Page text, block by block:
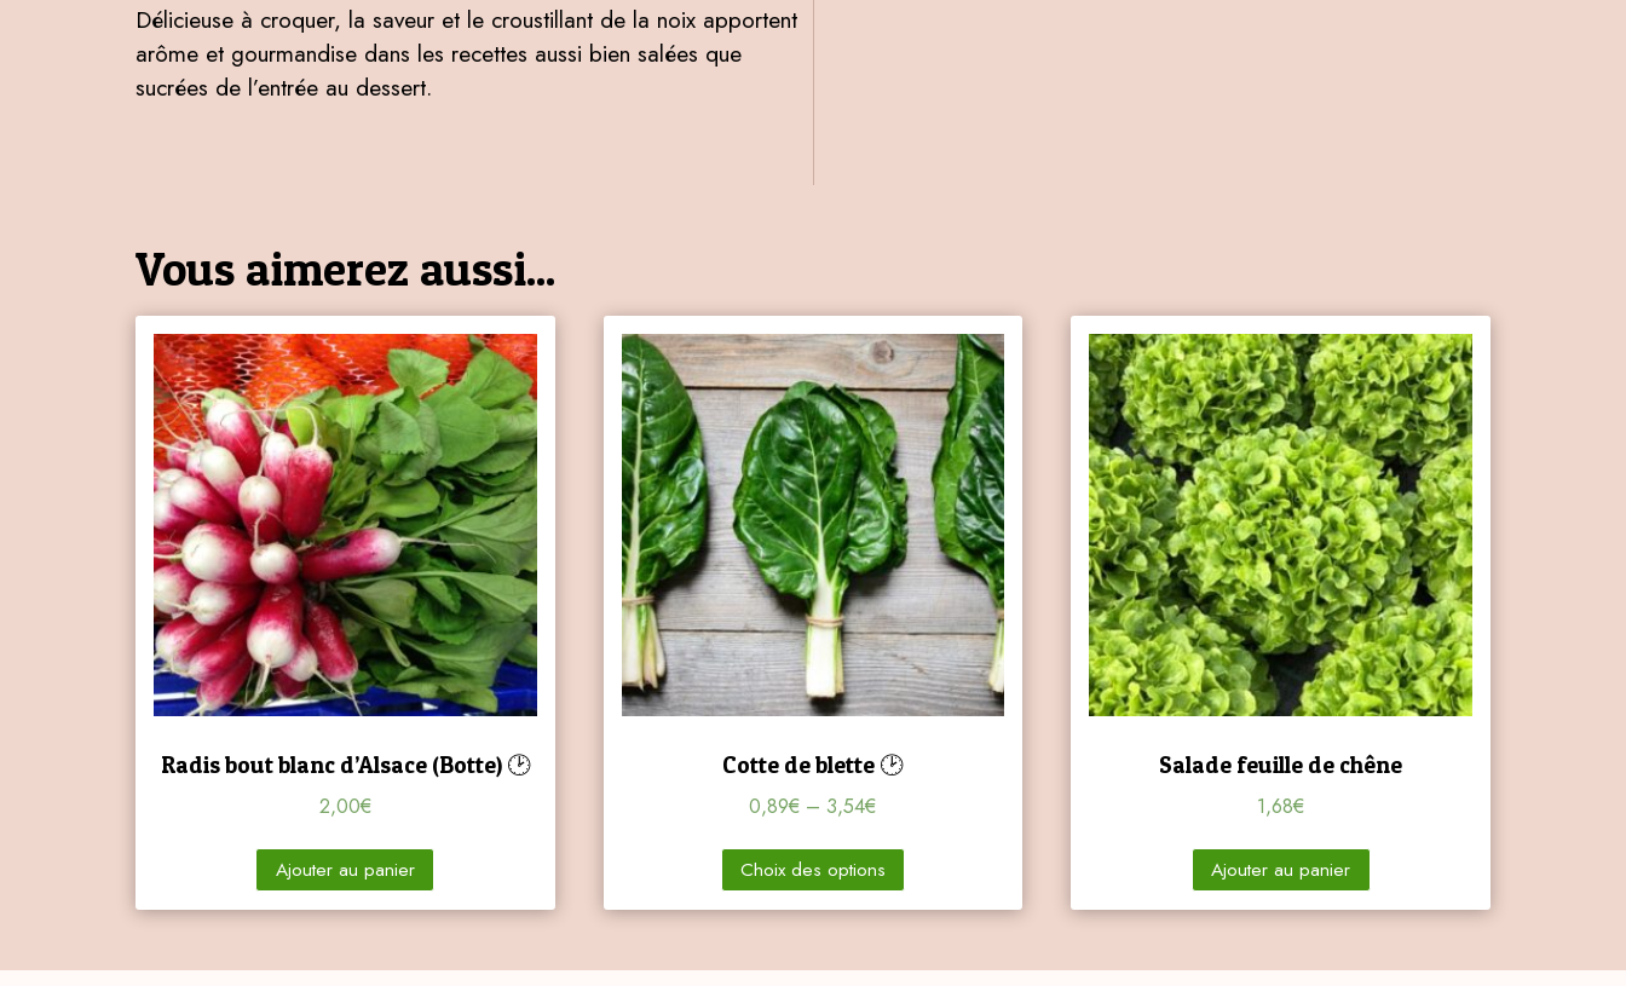
Délicieuse à croquer, la saveur et le croustillant de la noix apportent
arôme et gourmandise dans les recettes aussi bien salées que
sucrées de l’entrée au dessert.
Vous aimerez aussi...
Radis bout blanc d’Alsace (Botte) 🕑
2,00€
Ajouter au panier
Cotte de blette 🕑
0,89€ – 3,54€
Choix des options
Salade feuille de chêne
1,68€
Ajouter au panier